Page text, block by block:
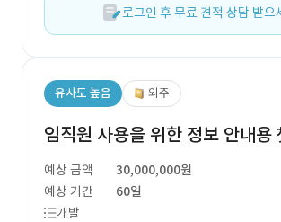
로그인 후 무료 견적 상담 받으
유사도 높음 외주
임직원 사용을 위한 정보 안내용
예상 금액
30,000,000원
예상 기간
60일
개발